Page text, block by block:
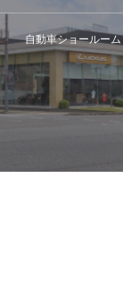
自動車ショールーム